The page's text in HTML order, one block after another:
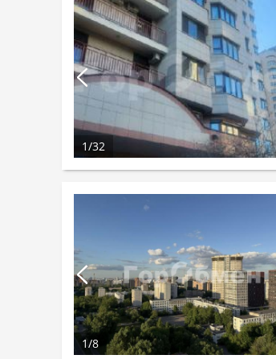
1/32
1/8